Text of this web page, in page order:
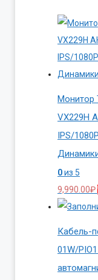
Монитор
VX229H
IPS/
0из 5
9,990.00₽
Кабель-
01W/